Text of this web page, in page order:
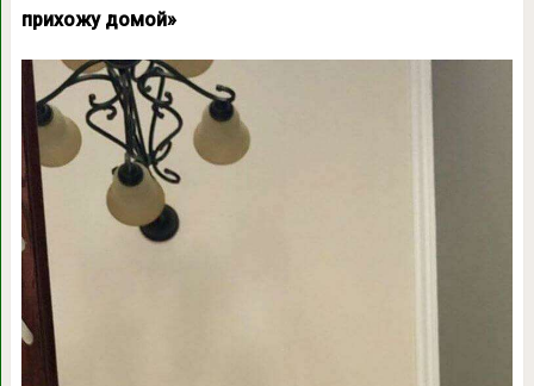
прихожу домой»